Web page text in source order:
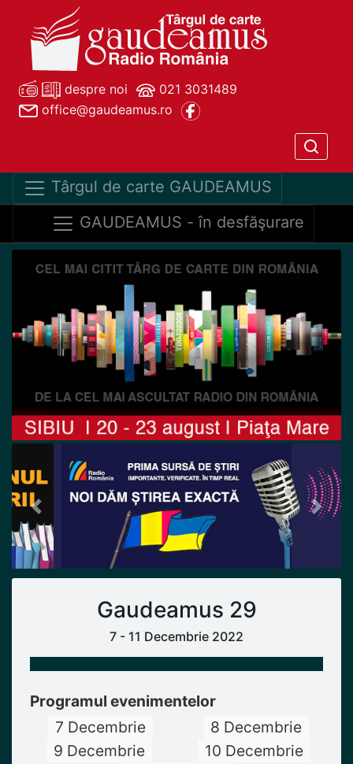
despre noi
021 3031489
office@gaudeamus.ro
Târgul de carte GAUDEAMUS
GAUDEAMUS - în desfăşurare
Previous Next
Gaudeamus 29
7 - 11 Decembrie 2022
Programul evenimentelor
7 Decembrie
8 Decembrie
9 Decembrie
10 Decembrie